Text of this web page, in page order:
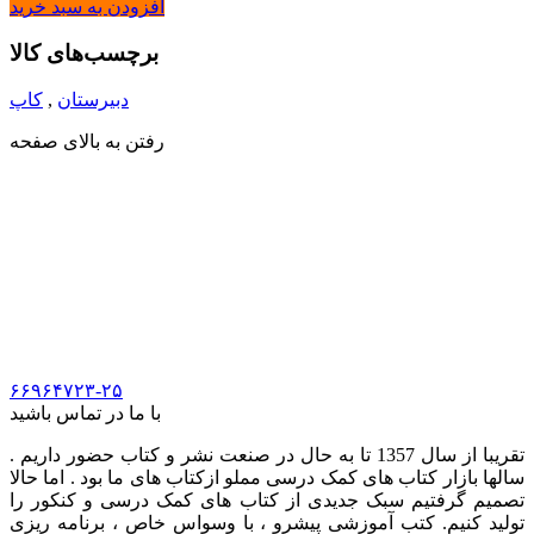
800,000 تومان
افزودن به سبد خرید
برچسب‌های کالا
دبیرستان , کاپ
رفتن به بالای صفحه
۶۶۹۶۴۷۲۳-۲۵
با ما در تماس باشید
تقریبا از سال 1357 تا به حال در صنعت نشر و کتاب حضور داریم .
سالها بازار کتاب های کمک درسی مملو ازکتاب های ما بود . اما حالا
تصمیم گرفتیم سبک جدیدی از کتاب های کمک درسی و کنکور را
تولید کنیم. کتب آموزشی پیشرو ، با وسواس خاص ، برنامه ریزی